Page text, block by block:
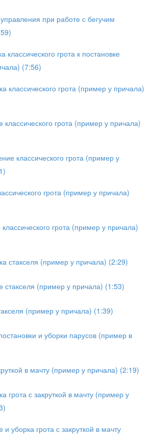
при работе с бегучим
классического грота к постановке
(7:56)
классического грота (пример у причала)
грота (пример у причала)
классического грота (пример у
грота (пример у причала)
грота (пример у причала)
стакселя (пример у причала) (2:29)
стакселя (пример у причала) (1:53)
(пример у причала) (1:39)
и уборки парусов (пример в
в мачту (пример у причала) (2:19)
грота с закруткой в мачту (пример у
уборка грота с закруткой в мачту